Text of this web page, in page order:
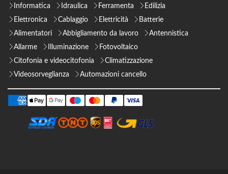
Informatica Idraulica Ferramenta
Edilizia
Elettronica
Cablaggio Elettricità
Batterie
Alimentatori
Abbigliamento da lavoro
Antennistica
Allarme
Illuminazione
Fotovoltaico
Citofonia e videocitofonia
Climatizzazione
Videosorveglianza
Automazioni cancello